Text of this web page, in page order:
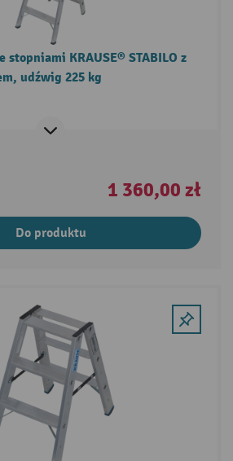
stopniami KRAUSE® STABILO z
udźwig 225 kg
1 360,00 zł
Do produktu